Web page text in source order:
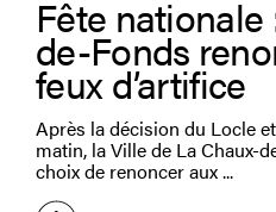
Fête
de-Fonds
feux d’artifice
Après la décision du Locle
matin, la Ville de La Chaux-
choix de renoncer aux